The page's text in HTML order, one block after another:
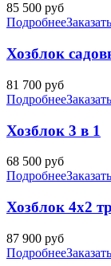
85 500 руб
ПодробнееЗаказать
Хозблок
81 700 руб
ПодробнееЗаказать
Хозблок 3 в 1
68 500 руб
ПодробнееЗаказать
Хозблок 4х2
87 900 руб
ПодробнееЗаказать